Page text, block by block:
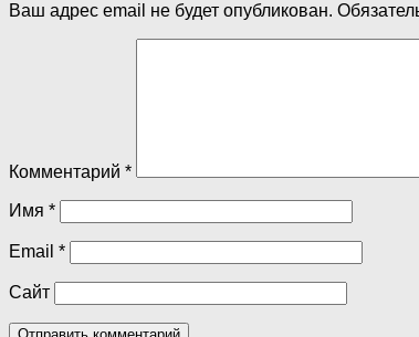
Ваш адрес email не будет опубликован.
Комментарий *
Имя *
Email *
Сайт